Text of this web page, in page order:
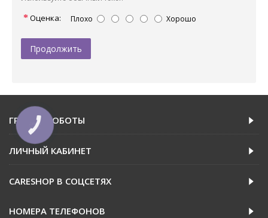
Оценка: Плохо Хорошо
Продолжить
ГРАФИК РОБОТЫ
ЛИЧНЫЙ КАБИНЕТ
CARESHOP В СОЦСЕТЯХ
НОМЕРА ТЕЛЕФОНОВ
КНОПКА
ЗВ'ЯЗКУ